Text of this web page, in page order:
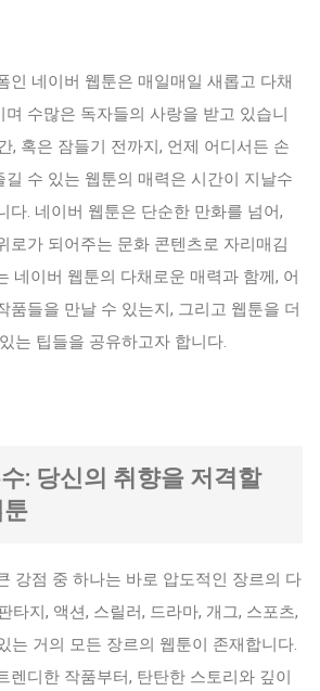
인 네이버 웹툰은 매일매일 새롭고 다채
며 수많은 독자들의 사랑을 받고 있습니
, 혹은 잠들기 전까지, 언제 어디서든 손
길 수 있는 웹툰의 매력은 시간이 지날수
다. 네이버 웹툰은 단순한 만화를 넘어,
로가 되어주는 문화 콘텐츠로 자리매김
네이버 웹툰의 다채로운 매력과 함께, 어
품들을 만날 수 있는지, 그리고 웹툰을 더
는 팁들을 공유하고자 합니다.
: 당신의 취향을 저격할
툰
강점 중 하나는 바로 압도적인 장르의 다
타지, 액션, 스릴러, 드라마, 개그, 스포츠,
는 거의 모든 장르의 웹툰이 존재합니다.
렌디한 작품부터, 탄탄한 스토리와 깊이